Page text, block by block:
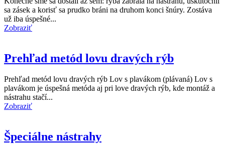
sa zásek a korisť sa prudko bráni na druhom konci šnúry. Zostáva
už iba úspešné...
Zobraziť
Prehľad metód lovu dravých rýb
Prehľad metód lovu dravých rýb Lov s plavákom (plávaná) Lov s
plavákom je úspešná metóda aj pri love dravých rýb, kde montáž a
nástrahu stačí...
Zobraziť
Špeciálne nástrahy